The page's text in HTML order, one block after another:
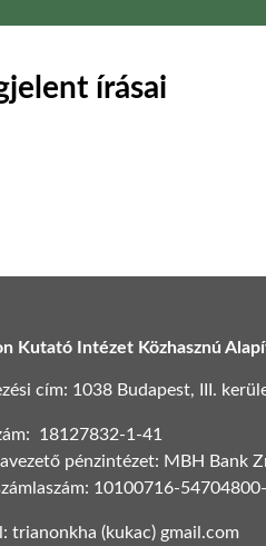
írásai
Kutató Intézet Közhasznú
cím: 1038 Budapest, III.
18127832-1-41
pénzintézet: MBH Bank
10100716-
trianonkha (kukac) gmail.com